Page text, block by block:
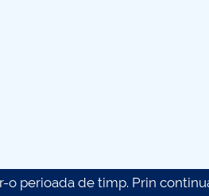
perioada de timp. Prin